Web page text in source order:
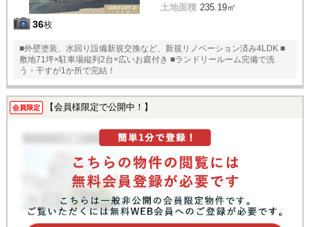
36枚
土地面積 235.19㎡
■外壁塗装、水回り設備新規交換など、新規リノベーション済み4LDK ■
敷地71坪×駐車場縦列2台×広いお庭付き ■ランドリールーム完備で洗
う・干すが1か所で完結！
会員限定 【会員様限定で公開中！】